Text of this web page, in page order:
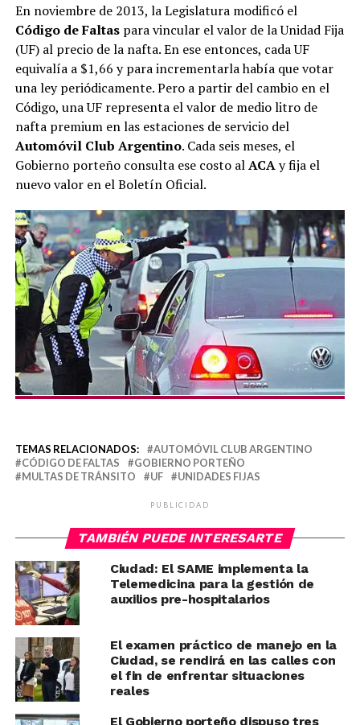
En noviembre de 2013, la Legislatura modificó el
Código de Faltaspara vincular el valor de la Unidad Fija
(UF) al precio de la nafta. En ese entonces, cada UF
equivalía a $1,66 y para incrementarla había que votar
una ley periódicamente. Pero a partir del cambio en el
Código, una UF representa el valor de medio litro de
nafta premium en las estaciones de servicio del
Automóvil Club Argentino. Cada seis meses, el
Gobierno porteño consulta ese costo alACAy fija el
nuevo valor en el Boletín Oficial.
TEMAS RELACIONADOS:
AUTOMÓVIL CLUB ARGENTINO
CÓDIGO DE FALTAS
GOBIERNO PORTEÑO
MULTAS DE TRÁNSITO
UF UNIDADES FIJAS
PUBLICIDAD
TAMBIÉN PUEDE INTERESARTE
Ciudad: El SAME implementa la
Telemedicina para la gestión de
auxilios pre-hospitalarios
El examen práctico de manejo en la
Ciudad, se rendirá en las calles con
el fin de enfrentar situaciones
reales
El Gobierno porteño dispuso tres